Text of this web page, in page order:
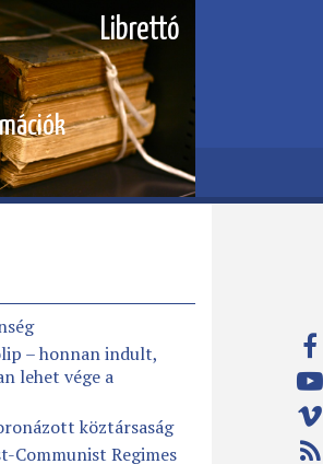
Librettó
– honnan indult,
lehet vége a
köztársaság
Communist Regimes